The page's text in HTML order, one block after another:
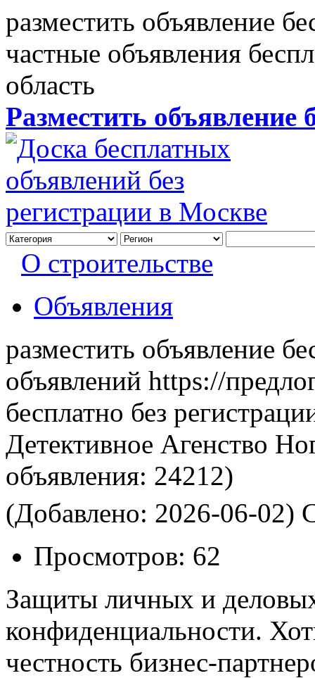
разместить объявление
частные объявления
область
Разместить объявление
О строительстве
Объявления
разместить объявление
объявлений https://
бесплатно без
Детективное Агенство
объявления: 24212)
(Добавлено: 2026-06-02)
Просмотров: 62
Защиты личных и
конфиденциальности.
честность бизнес-